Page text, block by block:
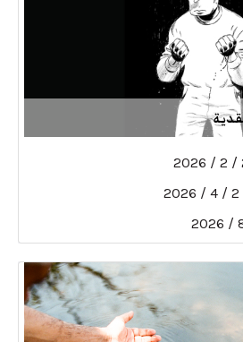
2
2 / 4 / 2026